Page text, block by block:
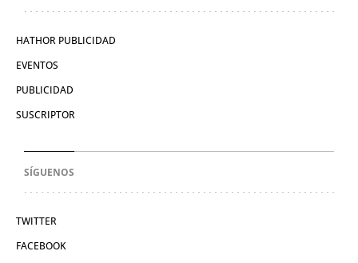
HATHOR PUBLICIDAD
EVENTOS
PUBLICIDAD
SUSCRIPTOR
SÍGUENOS
TWITTER
FACEBOOK